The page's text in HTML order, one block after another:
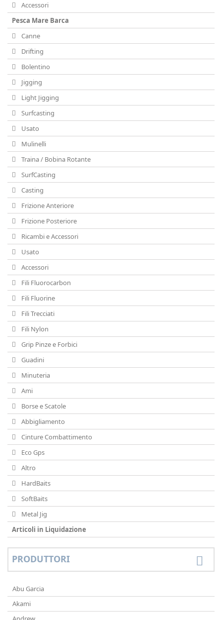
Accessori
Pesca Mare Barca
Canne
Drifting
Bolentino
Jigging
Light Jigging
Surfcasting
Usato
Mulinelli
Traina / Bobina Rotante
SurfCasting
Casting
Frizione Anteriore
Frizione Posteriore
Ricambi e Accessori
Usato
Accessori
Fili Fluorocarbon
Fili Fluorine
Fili Trecciati
Fili Nylon
Grip Pinze e Forbici
Guadini
Minuteria
Ami
Borse e Scatole
Abbigliamento
Cinture Combattimento
Eco Gps
Altro
HardBaits
SoftBaits
Metal Jig
Articoli in Liquidazione
PRODUTTORI
Abu Garcia
Akami